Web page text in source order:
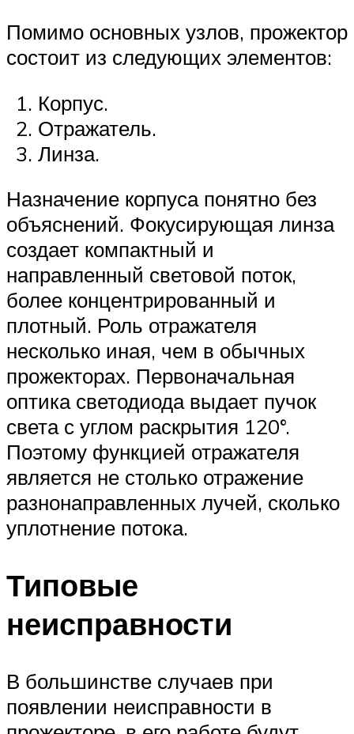
Помимо основных узлов, прожектор
состоит из следующих элементов:
Корпус.
Отражатель.
Линза.
Назначение корпуса понятно без
объяснений. Фокусирующая линза
создает компактный и
направленный световой поток,
более концентрированный и
плотный. Роль отражателя
несколько иная, чем в обычных
прожекторах. Первоначальная
оптика светодиода выдает пучок
света с углом раскрытия 120°.
Поэтому функцией отражателя
является не столько отражение
разнонаправленных лучей, сколько
уплотнение потока.
Типовые
неисправности
В большинстве случаев при
появлении неисправности в